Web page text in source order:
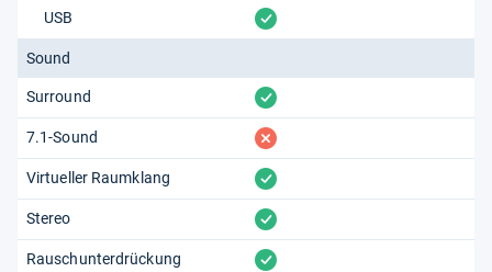
USB vorhanden
Sound
Surround vorhanden
7.1-Sound fehlt
Virtueller Raumklang vorhanden
Stereo vorhanden
Rauschunterdrückung vorhanden